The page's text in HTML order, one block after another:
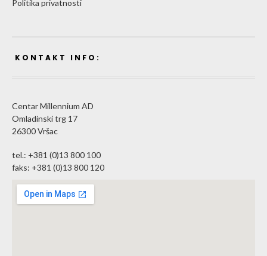
Politika privatnosti
KONTAKT INFO:
Centar Millennium AD
Omladinski trg 17
26300 Vršac
tel.: +381 (0)13 800 100
faks: +381 (0)13 800 120